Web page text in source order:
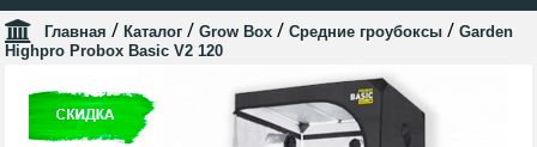
Главная / Каталог / Grow Box / Средние гроубоксы / Garden
Highpro Probox Basic V2 120